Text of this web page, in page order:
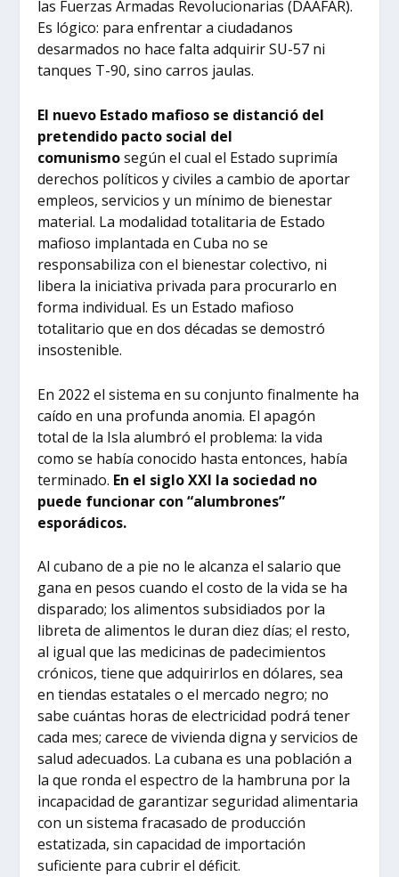
las Fuerzas Armadas Revolucionarias (DAAFAR).
Es lógico: para enfrentar a ciudadanos
desarmados no hace falta adquirir SU-57 ni
tanques T-90, sino carros jaulas.
El nuevo Estado mafioso se distanció del
pretendido pacto social del
comunismosegún el cual el Estado suprimía
derechos políticos y civiles a cambio de aportar
empleos, servicios y un mínimo de bienestar
material. La modalidad totalitaria de Estado
mafioso implantada en Cuba no se
responsabiliza con el bienestar colectivo, ni
libera la iniciativa privada para procurarlo en
forma individual. Es un Estado mafioso
totalitario que en dos décadas se demostró
insostenible.
En 2022 el sistema en su conjunto finalmente ha
caído en una profunda anomia. El apagón
total de la Isla alumbró el problema: la vida
como se había conocido hasta entonces, había
terminado. En el siglo XXI la sociedad no
puede funcionar con “alumbrones”
esporádicos.
Al cubano de a pie no le alcanza el salario que
gana en pesos cuando el costo de la vida se ha
disparado; los alimentos subsidiados por la
libreta de alimentos le duran diez días; el resto,
al igual que las medicinas de padecimientos
crónicos, tiene que adquirirlos en dólares, sea
en tiendas estatales o el mercado negro; no
sabe cuántas horas de electricidad podrá tener
cada mes; carece de vivienda digna y servicios de
salud adecuados. La cubana es una población a
la que ronda el espectro de la hambruna por la
incapacidad de garantizar seguridad alimentaria
con un sistema fracasado de producción
estatizada, sin capacidad de importación
suficiente para cubrir el déficit.